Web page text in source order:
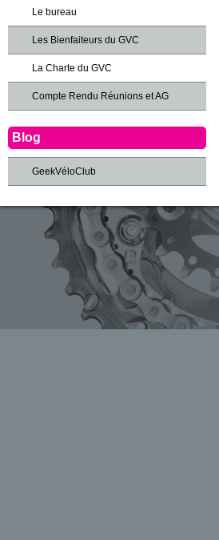
Le bureau
Les Bienfaiteurs du GVC
La Charte du GVC
Compte Rendu Réunions et AG
Blog
GeekVéloClub